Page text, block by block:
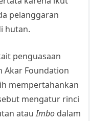
pelanggaran
hutan.
penguasaan
Akar Foundation
mempertahankan
mengatur rinci
atauImbo dalam